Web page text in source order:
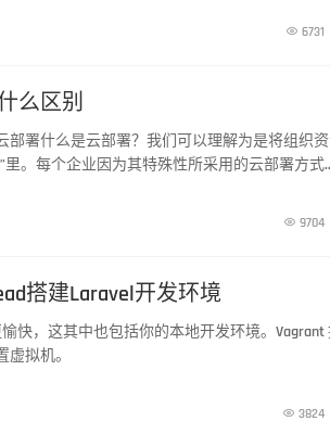
 6731
么区别
署什么是云部署？我们可以理解为是将组织
。每个企业因为其特殊性所采用的云部署方式
 9704
搭建Laravel开发环境
快，这其中也包括你的本地开发环境。Vagrant
拟机。
 3824